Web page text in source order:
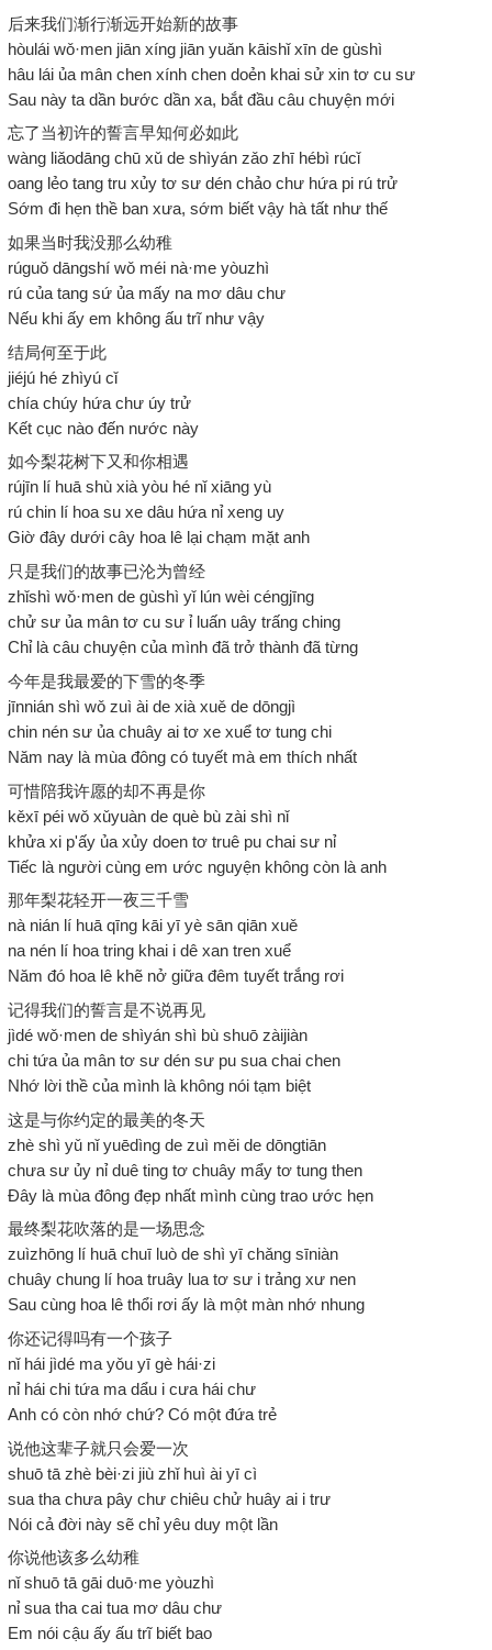
后来我们渐行渐远开始新的故事
hòulái wǒ·men jiān xíng jiān yuǎn kāishǐ xīn de gùshì
hâu lái ủa mân chen xính chen doẻn khai sử xin tơ cu sư
Sau này ta dần bước dần xa, bắt đầu câu chuyện mới
忘了当初许的誓言早知何必如此
wàng liǎodāng chū xǔ de shìyán zǎo zhī hébì rúcǐ
oang lẻo tang tru xủy tơ sư dén chảo chư hứa pi rú trử
Sớm đi hẹn thề ban xưa, sớm biết vậy hà tất như thế
如果当时我没那么幼稚
rúguǒ dāngshí wǒ méi nà·me yòuzhì
rú của tang sứ ủa mấy na mơ dâu chư
Nếu khi ấy em không ấu trĩ như vậy
结局何至于此
jiéjú hé zhìyú cǐ
chía chúy hứa chư úy trử
Kết cục nào đến nước này
如今梨花树下又和你相遇
rújīn lí huā shù xià yòu hé nǐ xiāng yù
rú chin lí hoa su xe dâu hứa nỉ xeng uy
Giờ đây dưới cây hoa lê lại chạm mặt anh
只是我们的故事已沦为曾经
zhǐshì wǒ·men de gùshì yǐ lún wèi céngjīng
chử sư ủa mân tơ cu sư ỉ luấn uây trấng ching
Chỉ là câu chuyện của mình đã trở thành đã từng
今年是我最爱的下雪的冬季
jīnnián shì wǒ zuì ài de xià xuě de dōngjì
chin nén sư ủa chuây ai tơ xe xuể tơ tung chi
Năm nay là mùa đông có tuyết mà em thích nhất
可惜陪我许愿的却不再是你
kěxī péi wǒ xǔyuàn de què bù zài shì nǐ
khửa xi p'ấy ủa xủy doen tơ truê pu chai sư nỉ
Tiếc là người cùng em ước nguyện không còn là anh
那年梨花轻开一夜三千雪
nà nián lí huā qīng kāi yī yè sān qiān xuě
na nén lí hoa tring khai i dê xan tren xuể
Năm đó hoa lê khẽ nở giữa đêm tuyết trắng rơi
记得我们的誓言是不说再见
jìdé wǒ·men de shìyán shì bù shuō zàijiàn
chi tứa ủa mân tơ sư dén sư pu sua chai chen
Nhớ lời thề của mình là không nói tạm biệt
这是与你约定的最美的冬天
zhè shì yǔ nǐ yuēdìng de zuì měi de dōngtiān
chưa sư ủy nỉ duê ting tơ chuây mẩy tơ tung then
Đây là mùa đông đẹp nhất mình cùng trao ước hẹn
最终梨花吹落的是一场思念
zuìzhōng lí huā chuī luò de shì yī chǎng sīniàn
chuây chung lí hoa truây lua tơ sư i trảng xư nen
Sau cùng hoa lê thổi rơi ấy là một màn nhớ nhung
你还记得吗有一个孩子
nǐ hái jìdé ma yǒu yī gè hái·zi
nỉ hái chi tứa ma dẩu i cưa hái chư
Anh có còn nhớ chứ? Có một đứa trẻ
说他这辈子就只会爱一次
shuō tā zhè bèi·zi jiù zhǐ huì ài yī cì
sua tha chưa pây chư chiêu chử huây ai i trư
Nói cả đời này sẽ chỉ yêu duy một lần
你说他该多么幼稚
nǐ shuō tā gāi duō·me yòuzhì
nỉ sua tha cai tua mơ dâu chư
Em nói cậu ấy ấu trĩ biết bao